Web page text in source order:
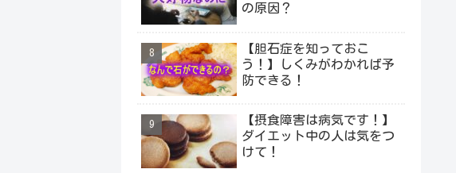
の原因？
【胆石症を知っておこ
う！】しくみがわかれば予
防できる！
【摂食障害は病気です！】
ダイエット中の人は気をつ
けて！